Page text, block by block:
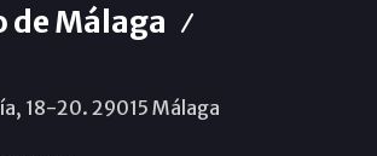
de Málaga
18-20. 29015 Málaga